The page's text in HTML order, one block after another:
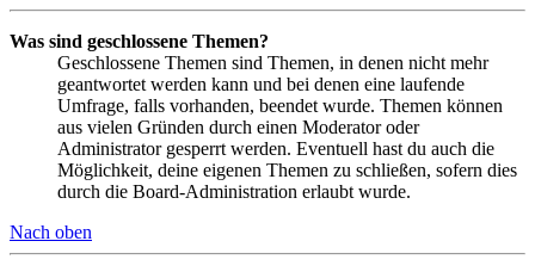
Was sind geschlossene Themen?
Geschlossene Themen sind Themen, in denen nicht mehr
geantwortet werden kann und bei denen eine laufende
Umfrage, falls vorhanden, beendet wurde. Themen können
aus vielen Gründen durch einen Moderator oder
Administrator gesperrt werden. Eventuell hast du auch die
Möglichkeit, deine eigenen Themen zu schließen, sofern dies
durch die Board-Administration erlaubt wurde.
Nach oben